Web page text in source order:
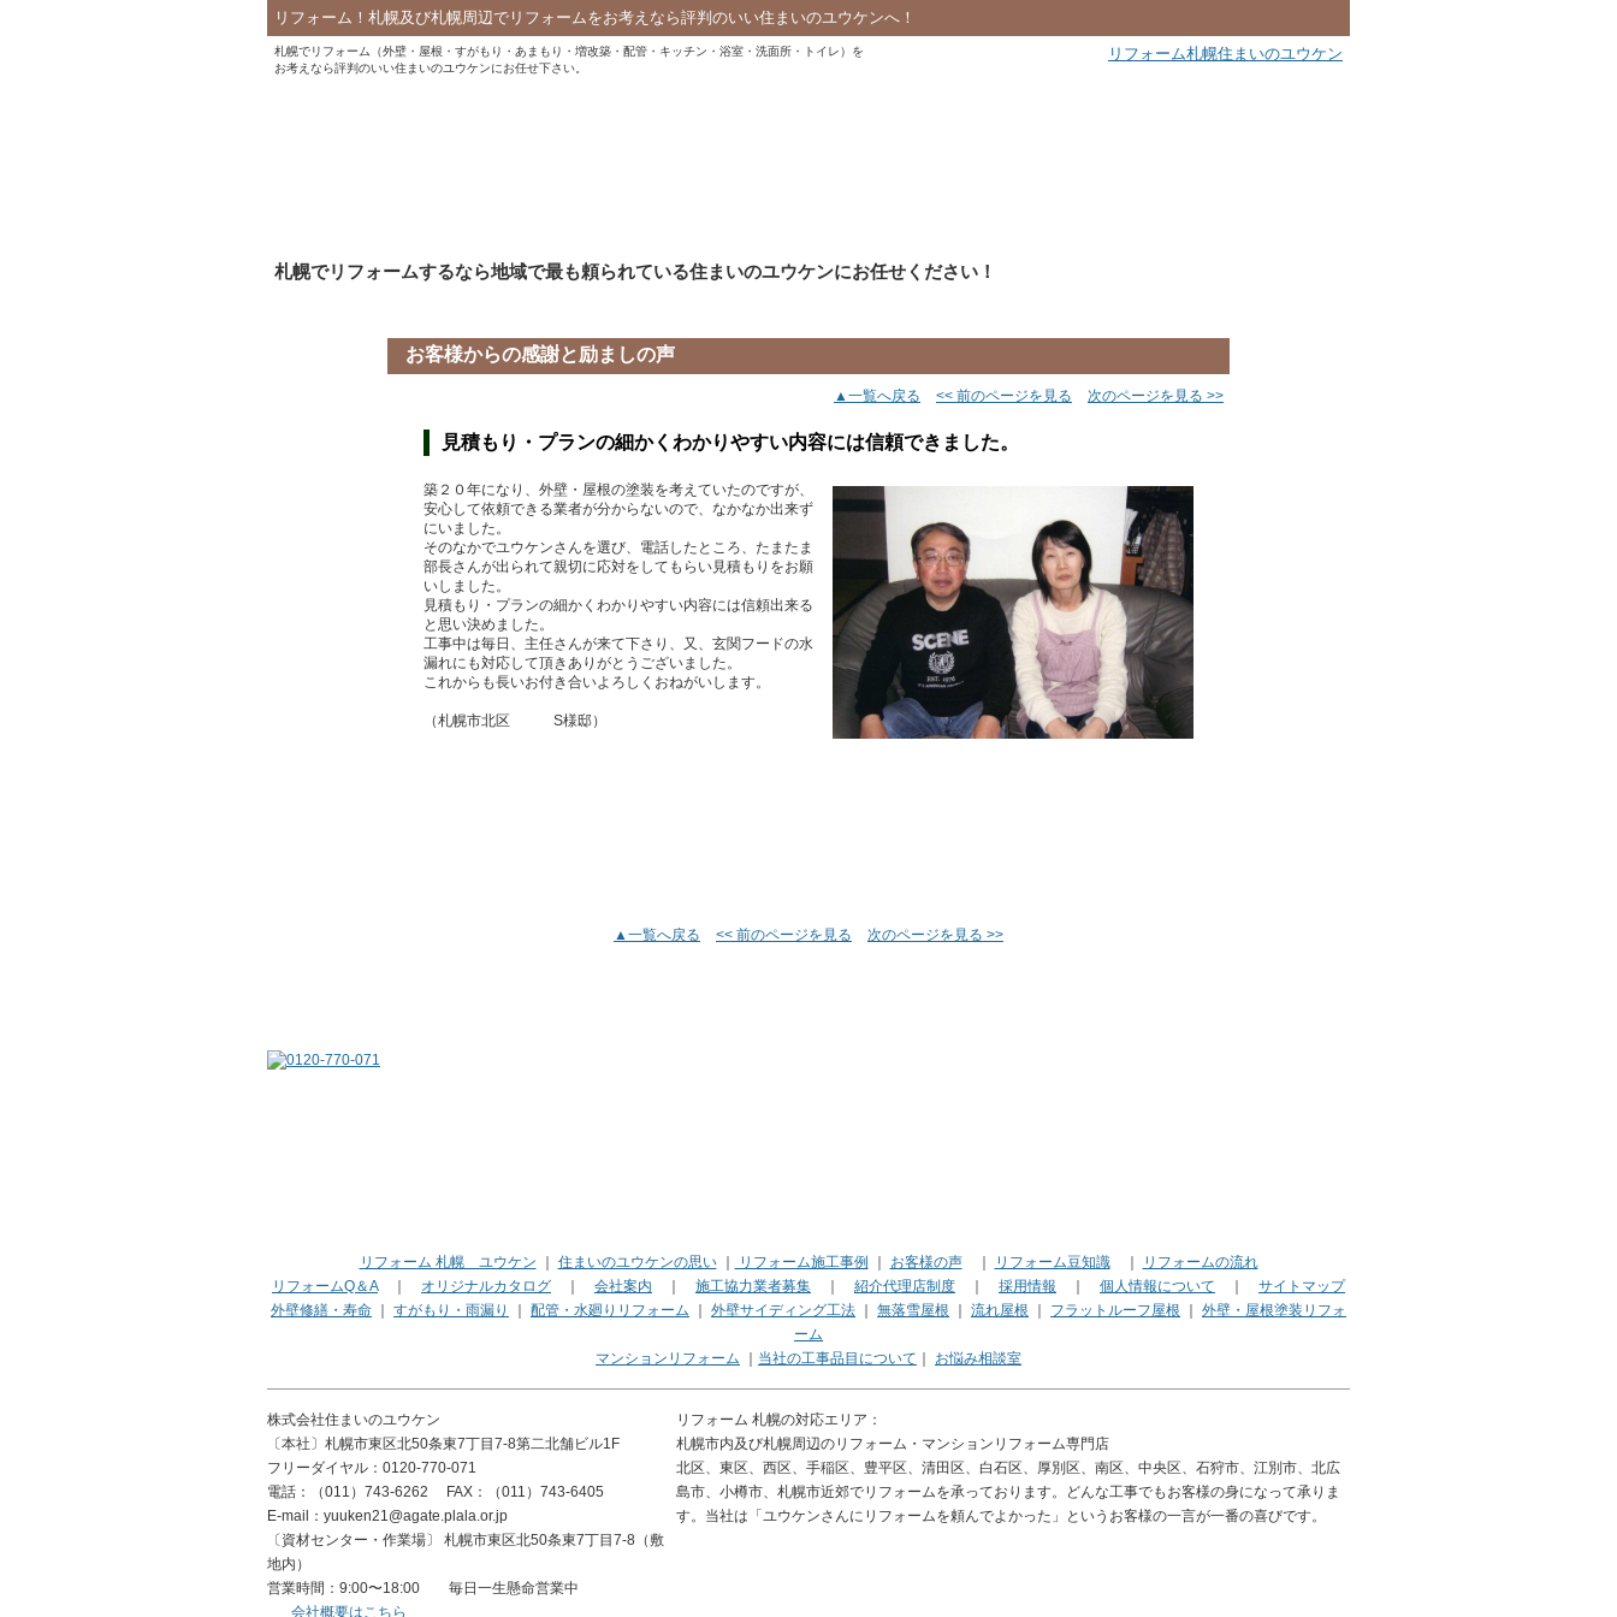
リフォーム！札幌及び札幌周辺でリフォームをお考えなら評判のいい住まいのユウケンへ！
リフォーム札幌住まいのユウケン
札幌でリフォーム（外壁・屋根・すがもり・あまもり・増改築・配管・キッチン・浴室・洗面所・トイレ）を
お考えなら評判のいい住まいのユウケンにお任せ下さい。
札幌でリフォームするなら地域で最も頼られている住まいのユウケンにお任せください！
お客様からの感謝と励ましの声
▲一覧へ戻る << 前のページを見る 次のページを見る >>
見積もり・プランの細かくわかりやすい内容には信頼できました。
築２０年になり、外壁・屋根の塗装を考えていたのですが、
安心して依頼できる業者が分からないので、なかなか出来ず
にいました。
そのなかでユウケンさんを選び、電話したところ、たまたま
部長さんが出られて親切に応対をしてもらい見積もりをお願
いしました。
見積もり・プランの細かくわかりやすい内容には信頼出来る
と思い決めました。
工事中は毎日、主任さんが来て下さり、又、玄関フードの水
漏れにも対応して頂きありがとうございました。
これからも長いお付き合いよろしくおねがいします。
（札幌市北区 S様邸）
▲一覧へ戻る << 前のページを見る 次のページを見る >>
リフォーム 札幌 ユウケン 住まいのユウケンの思い｜ リフォーム施工事例 お客様の声｜ リフォーム豆知識｜
リフォームの流れ
リフォームQ＆A｜ オリジナルカタログ 会社案内 施工協力業者募集 紹介代理店制度 採用情報 個人情報について
サイトマップ
外壁修繕・寿命
すがもり・雨漏り 配管・水廻りリフォーム 外壁サイディング工法 無落雪屋根 流れ屋根 フラットルーフ屋根
外壁・屋根塗装リフォ
ーム
マンションリフォーム
当社の工事品目について お悩み相談室
リフォーム 札幌の対応エリア：
札幌市内及び札幌周辺のリフォーム・マンションリフォーム専門店
北区、東区、西区、手稲区、豊平区、清田区、白石区、厚別区、南区、中央区、石狩市、江別市、北広
島市、小樽市、札幌市近郊でリフォームを承っております。どんな工事でもお客様の身になって承りま
す。当社は「ユウケンさんにリフォームを頼んでよかった」というお客様の一言が一番の喜びです。
株式会社住まいのユウケン
〔本社〕札幌市東区北50条東7丁目7-8第二北舗ビル1F
フリーダイヤル：0120-770-071
電話：（011）743-6262 FAX：（011）743-6405
E-mail：yuuken21@agate.plala.or.jp
〔資材センター・作業場〕 札幌市東区北50条東7丁目7-8（敷
地内）
営業時間：9:00〜18:00 毎日一生懸命営業中
会社概要はこちら